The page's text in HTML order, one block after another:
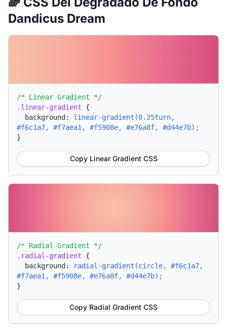
Dandicus Dream
/* Linear Gradient */
.linear-gradient {
background: linear-gradient(0.25turn,
#f6c1a7, #f7aea1, #f5908e, #e76a8f, #d44e7b);
}
Copy Linear Gradient CSS
/* Radial Gradient */
.radial-gradient {
background:
radial-gradient(circle, #f6c1a7,
#f7aea1, #f5908e, #e76a8f, #d44e7b);
}
Copy Radial Gradient CSS